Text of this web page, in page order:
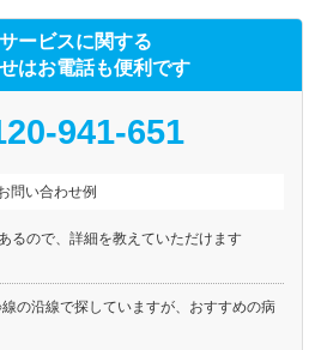
ービスに関する
はお電話も便利です
941-651
問い合わせ例
るので、詳細を教えていただけます
の沿線で探していますが、おすすめの病